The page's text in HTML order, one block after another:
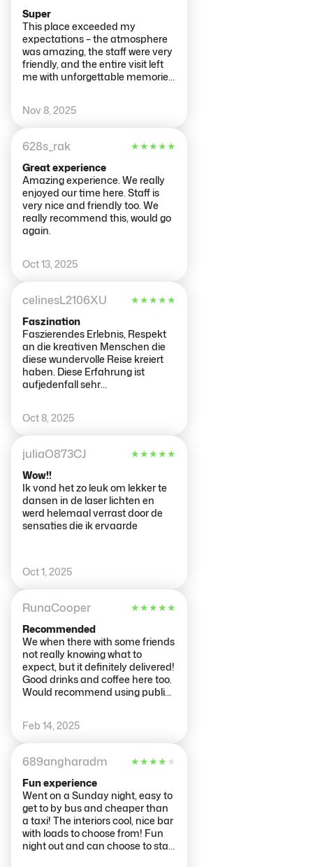
this experience, the staff were
super cool too. From the moment
you walk in you are drawn into
the world of AMAZE 😎 thank you
to everyone involved for
providing an incredible space to
explore and participate in!
Super
This place exceeded my
expectations – the atmosphere
was amazing, the staff were very
friendly, and the entire visit left
me with unforgettable memories.
exceptional experience!
Nov 8, 2025
628s_rak ★★★★★
Great experience
Amazing experience. We really
enjoyed our time here. Staff is
very nice and friendly too. We
really recommend this, would go
again.
Oct 13, 2025
celinesL2106XU ★★★★★
Faszination
Faszierendes Erlebnis, Respekt
an die kreativen Menschen die
diese wundervolle Reise kreiert
haben. Diese Erfahrung ist
aufjedenfall sehr
Oct 8, 2025
juliaO873CJ ★★★★★
Wow!!
Ik vond het zo leuk om lekker te
dansen in de laser lichten en
werd helemaal verrast door de
sensaties die ik ervaarde
Oct 1, 2025
RunaCooper ★★★★★
Recommended
We when there with some friends
not really knowing what to
expect, but it definitely delivered!
Good drinks and coffee here too.
Would recommend using public
out
Feb 14, 2025
689angharadm ★★★★ ★
Fun experience
Went on a Sunday night, easy to
get to by bus and cheaper than
a taxi! The interiors cool, nice bar
with loads to choose from! Fun
night out and can choose to stay